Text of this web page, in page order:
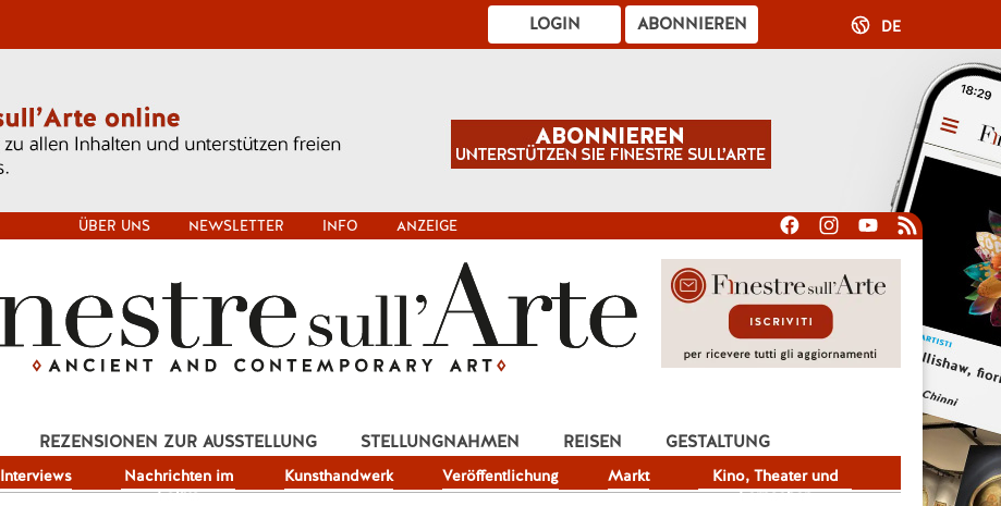
ABONNIEREN
LOGIN DE
ÜBER UNS NEWSLETTER INFO ANZEIGE
Interviews
Nachrichten im
Fokus
Kunsthandwerk Veröffentlichung Markt
Kino, Theater und
Fernsehen
REZENSIONEN ZUR AUSSTELLUNG STELLUNGNAHMEN REISEN
GESTALTUNG